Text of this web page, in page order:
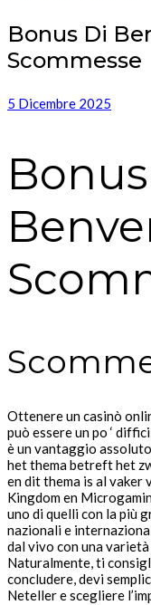
Bonus Di
Scommesse
5 Dicembre 2025
Ottenere un casinò
può essere un po ‘
è un vantaggio
het thema betreft het
en dit thema is al vaker
Kingdom en
uno di quelli con la più
nazionali e
dal vivo con una
Naturalmente, ti
concludere, devi
Neteller e scegliere